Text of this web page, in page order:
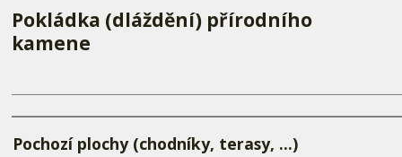
Pokládka (dláždění) přírodního
kamene
Pochozí plochy (chodníky, terasy, ...)